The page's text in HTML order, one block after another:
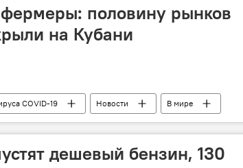
половину рынков
на Кубани
COVID-19 Новости В мире
дешевый бензин, 130